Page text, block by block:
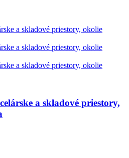
a skladové priestory,